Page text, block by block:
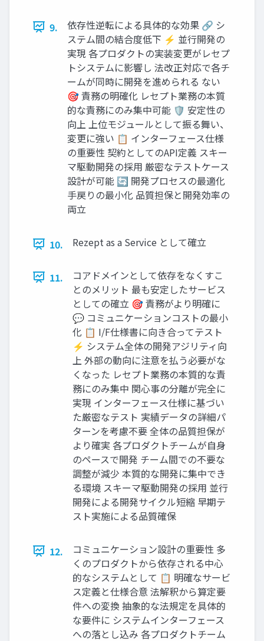
9.
依存性逆転による具体的な効果 🔗 シ
ステム間の結合度低下 ⚡ 並行開発の
実現 各プロダクトの実装変更がレセプ
トシステムに影響し 法改正対応で各チ
ームが同時に開発を進められる ない
🎯 責務の明確化 レセプト業務の本質
的な責務にのみ集中可能 🛡️ 安定性の
向上 上位モジュールとして振る舞い、
変更に強い 📋 インターフェース仕様
の重要性 契約としてのAPI定義 スキー
マ駆動開発の採用 厳密なテストケース
設計が可能 🔄 開発プロセスの最適化
手戻りの最小化 品質担保と開発効率の
両立
10. Rezept as a Service として確立
11.
コアドメインとして依存をなくすこ
とのメリット 最も安定したサービス
としての確立 🎯 責務がより明確に
💬 コミュニケーションコストの最小
化 📋 I/F仕様書に向き合ってテスト
⚡ システム全体の開発アジリティ向
上 外部の動向に注意を払う必要がな
くなった レセプト業務の本質的な責
務にのみ集中 関心事の分離が完全に
実現 インターフェース仕様に基づい
た厳密なテスト 実績データの詳細パ
ターンを考慮不要 全体の品質担保が
より確実 各プロダクトチームが自身
のペースで開発 チーム間での不要な
調整が減少 本質的な開発に集中でき
る環境 スキーマ駆動開発の採用 並行
開発による開発サイクル短縮 早期テ
スト実施による品質確保
12.
コミュニケーション設計の重要性 多
くのプロダクトから依存される中心
的なシステムとして 📋 明確なサービ
ス定義と仕様合意 法解釈から算定要
件への変換 抽象的な法規定を具体的
な要件に システムインターフェース
への落とし込み 各プロダクトチーム